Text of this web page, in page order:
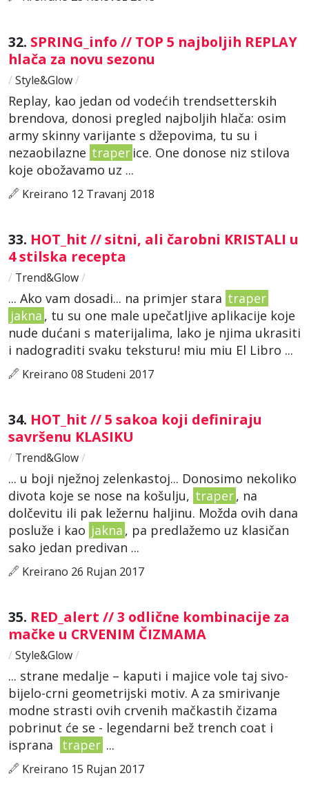
32. SPRING_info // TOP 5 najboljih REPLAY
hlača za novu sezonu
/ Style&Glow/
Replay, kao jedan od vodećih trendsetterskih
brendova, donosi pregled najboljih hlača: osim
army skinny varijante s džepovima, tu su i
nezaobilazne traper ice. One donose niz stilova
koje obožavamo uz ...
Kreirano 12 Travanj 2018
33. HOT_hit // sitni, ali čarobni KRISTALI u
4 stilska recepta
/ Trend&Glow/
... Ako vam dosadi... na primjer stara traper
jakna , tu su one male upečatljive aplikacije koje
nude dućani s materijalima, lako je njima ukrasiti
i nadograditi svaku teksturu! miu miu El Libro ...
Kreirano 08 Studeni 2017
34. HOT_hit // 5 sakoa koji definiraju
savršenu KLASIKU
/ Trend&Glow/
... u boji nježnoj zelenkastoj... Donosimo nekoliko
divota koje se nose na košulju, traper, na
dolčevitu ili pak ležernu haljinu. Možda ovih dana
posluže i kao jakna , pa predlažemo uz klasičan
sako jedan predivan ...
Kreirano 26 Rujan 2017
35. RED_alert // 3 odlične kombinacije za
mačke u CRVENIM ČIZMAMA
/ Style&Glow/
... strane medalje – kaputi i majice vole taj sivo-
bijelo-crni geometrijski motiv. A za smirivanje
modne strasti ovih crvenih mačkastih čizama
pobrinut će se - legendarni bež trench coat i
isprana
traper ...
Kreirano 15 Rujan 2017